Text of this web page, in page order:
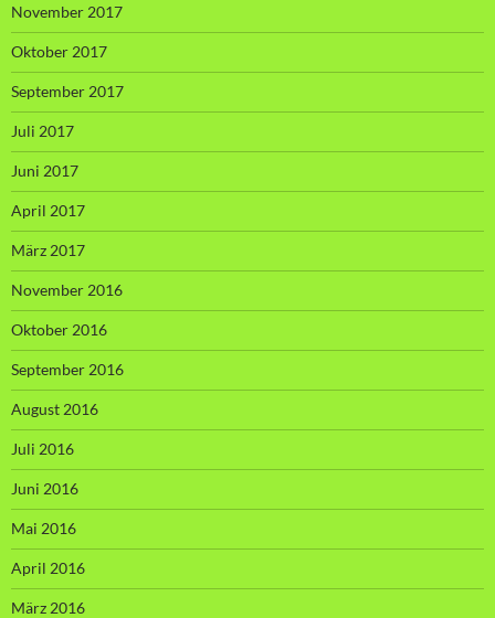
November 2017
Oktober 2017
September 2017
Juli 2017
Juni 2017
April 2017
März 2017
November 2016
Oktober 2016
September 2016
August 2016
Juli 2016
Juni 2016
Mai 2016
April 2016
März 2016